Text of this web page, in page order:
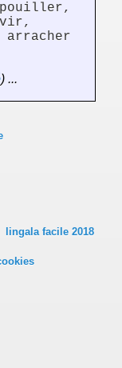
arracher
) ...
lingala facile 2018